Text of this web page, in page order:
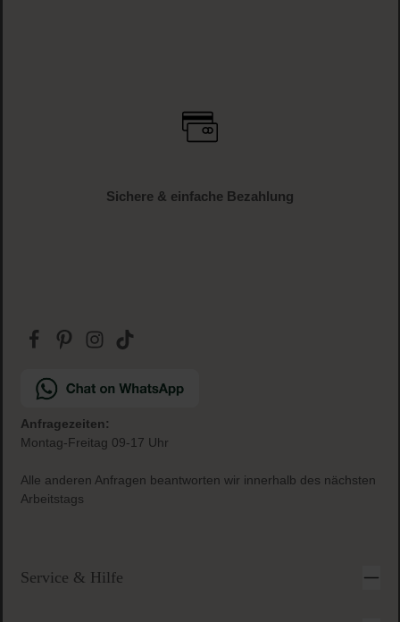
Sichere & einfache Bezahlung
Anfragezeiten:
Montag-Freitag 09-17 Uhr
Alle anderen Anfragen beantworten wir innerhalb des nächsten
Arbeitstags
Service & Hilfe